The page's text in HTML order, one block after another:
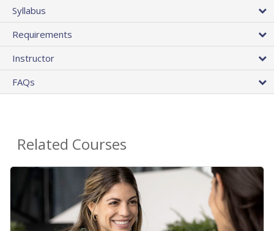
Syllabus
Requirements
Instructor
FAQs
Related Courses